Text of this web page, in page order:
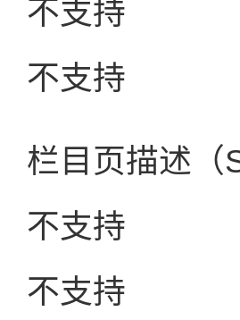
不支持
不支持
栏目页描述（
不支持
不支持